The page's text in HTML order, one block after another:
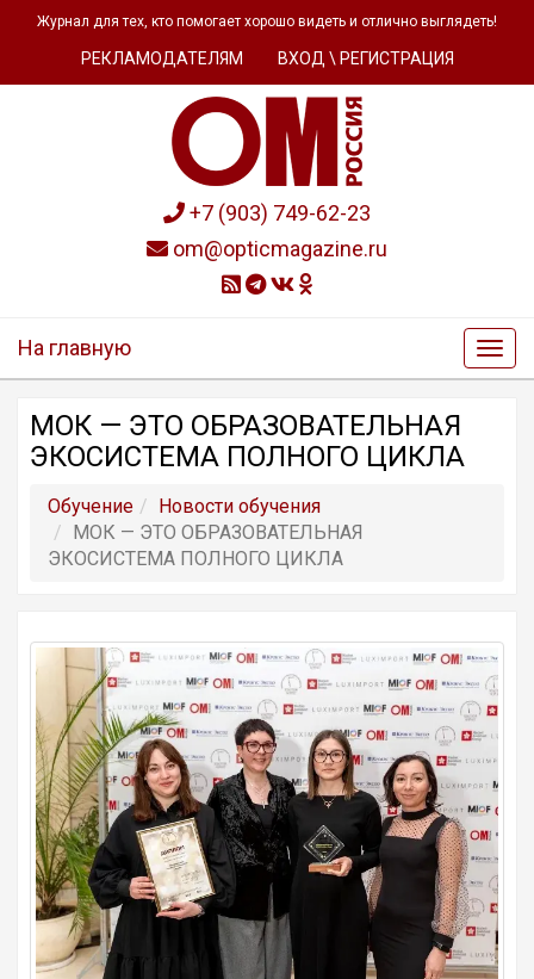
Журнал для тех, кто помогает хорошо видеть и отлично выглядеть!
РЕКЛАМОДАТЕЛЯМ ВХОД \ РЕГИСТРАЦИЯ
+7 (903) 749-62-23
om@opticmagazine.ru
На главную
МОК — ЭТО ОБРАЗОВАТЕЛЬНАЯ
ЭКОСИСТЕМА ПОЛНОГО ЦИКЛА
Обучение
Новости обучения
МОК — ЭТО ОБРАЗОВАТЕЛЬНАЯ
ЭКОСИСТЕМА ПОЛНОГО ЦИКЛА